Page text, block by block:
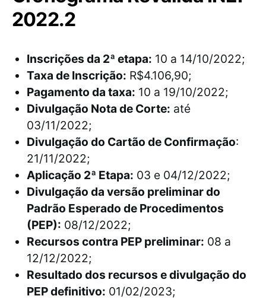
2022.2
Inscrições da 2ª etapa: 10 a 14/10/2022;
Taxa de Inscrição: R$4.106,90;
Pagamento da taxa: 10 a 19/10/2022;
Divulgação Nota de Corte: até
03/11/2022;
Divulgação do Cartão de Confirmação:
21/11/2022;
Aplicação 2ª Etapa: 03 e 04/12/2022;
Divulgação da versão preliminar do
Padrão Esperado de Procedimentos
(PEP): 08/12/2022;
Recursos contra PEP preliminar: 08 a
12/12/2022;
Resultado dos recursos e divulgação do
PEP definitivo: 01/02/2023;